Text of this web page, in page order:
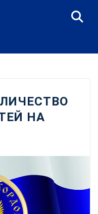
НА